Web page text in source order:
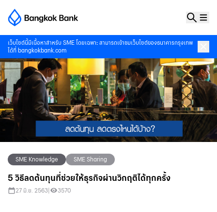
เว็บไซต์นี้มีเนื้อหาสำหรับ SME โดยเฉพาะ สามารถเข้าชมเว็บไซต์ของธนาคารกรุงเทพ
ได้ที่ bangkokbank.com
SME Knowledge SME Sharing
5 วิธีลดต้นทุนที่ช่วยให้ธุรกิจผ่านวิกฤติได้ทุกครั้ง
27 มิ.ย. 2563 3570